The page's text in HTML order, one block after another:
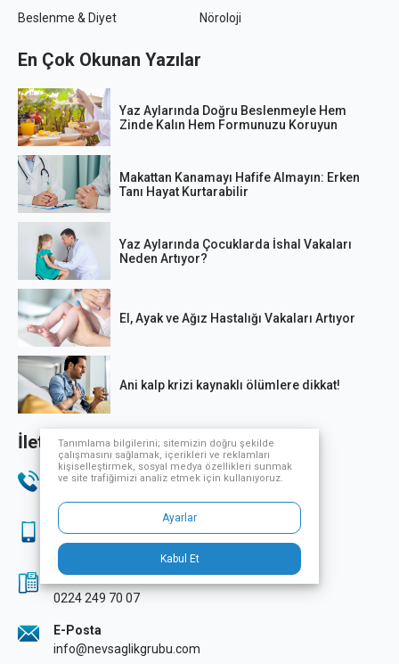
Beslenme & Diyet
Nöroloji
En Çok Okunan Yazılar
Yaz Aylarında Doğru Beslenmeyle Hem
Zinde Kalın Hem Formunuzu Koruyun
Makattan Kanamayı Hafife Almayın: Erken
Tanı Hayat Kurtarabilir
Yaz Aylarında Çocuklarda İshal Vakaları
Neden Artıyor?
El, Ayak ve Ağız Hastalığı Vakaları Artıyor
Ani kalp krizi kaynaklı ölümlere dikkat!
İletişim Bilgileri
Telefon
Sağlık Turizmi
444 33 32
Fax
0224 249 70 07
E-Posta
info@nevsaglikgrubu.com
Tanımlama bilgilerini; sitemizin doğru şekilde
çalışmasını sağlamak, içerikleri ve reklamları
kişiselleştirmek, sosyal medya özellikleri sunmak
ve site trafiğimizi analiz etmek için kullanıyoruz.
Ayarlar
Kabul Et